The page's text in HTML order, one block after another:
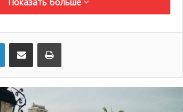
LinkedInПоделиться по электронной почте Распечатать